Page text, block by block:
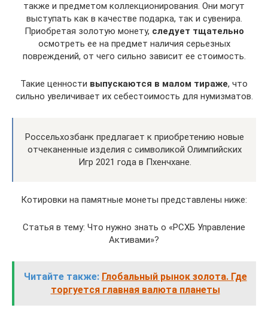
также и предметом коллекционирования. Они могут
выступать как в качестве подарка, так и сувенира.
Приобретая золотую монету, следует тщательно
осмотреть ее на предмет наличия серьезных
повреждений, от чего сильно зависит ее стоимость.
Такие ценности выпускаются в малом тираже, что
сильно увеличивает их себестоимость для нумизматов.
Россельхозбанк предлагает к приобретению новые
отчеканенные изделия с символикой Олимпийских
Игр 2021 года в Пхенчхане.
Котировки на памятные монеты представлены ниже:
Статья в тему: Что нужно знать о «РСХБ Управление
Активами»?
Читайте также: Глобальный рынок золота. Где
торгуется главная валюта планеты